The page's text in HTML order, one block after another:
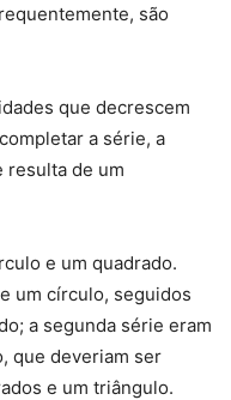
são
que decrescem
a série, a
resulta de um
e um quadrado.
um círculo, seguidos
a segunda série eram
que deveriam ser
e um triângulo.